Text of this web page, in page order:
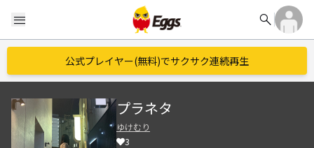
menu search
公式プレイヤー(無料)でサクサク連続再生
プラネタ
ゆけむり
3